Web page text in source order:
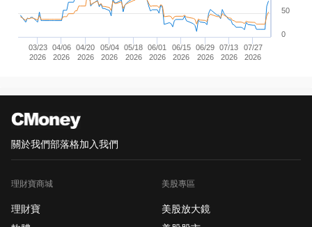
03/23
2026
04/06
2026
04/20
2026
05/04
2026
05/18
2026
06/01
2026
06/15
2026
06/29
2026
07/13
2026
07/27
2026
0
50
關於我們部落格加入我們
理財寶商城
理財寶
美股專區
美股放大鏡